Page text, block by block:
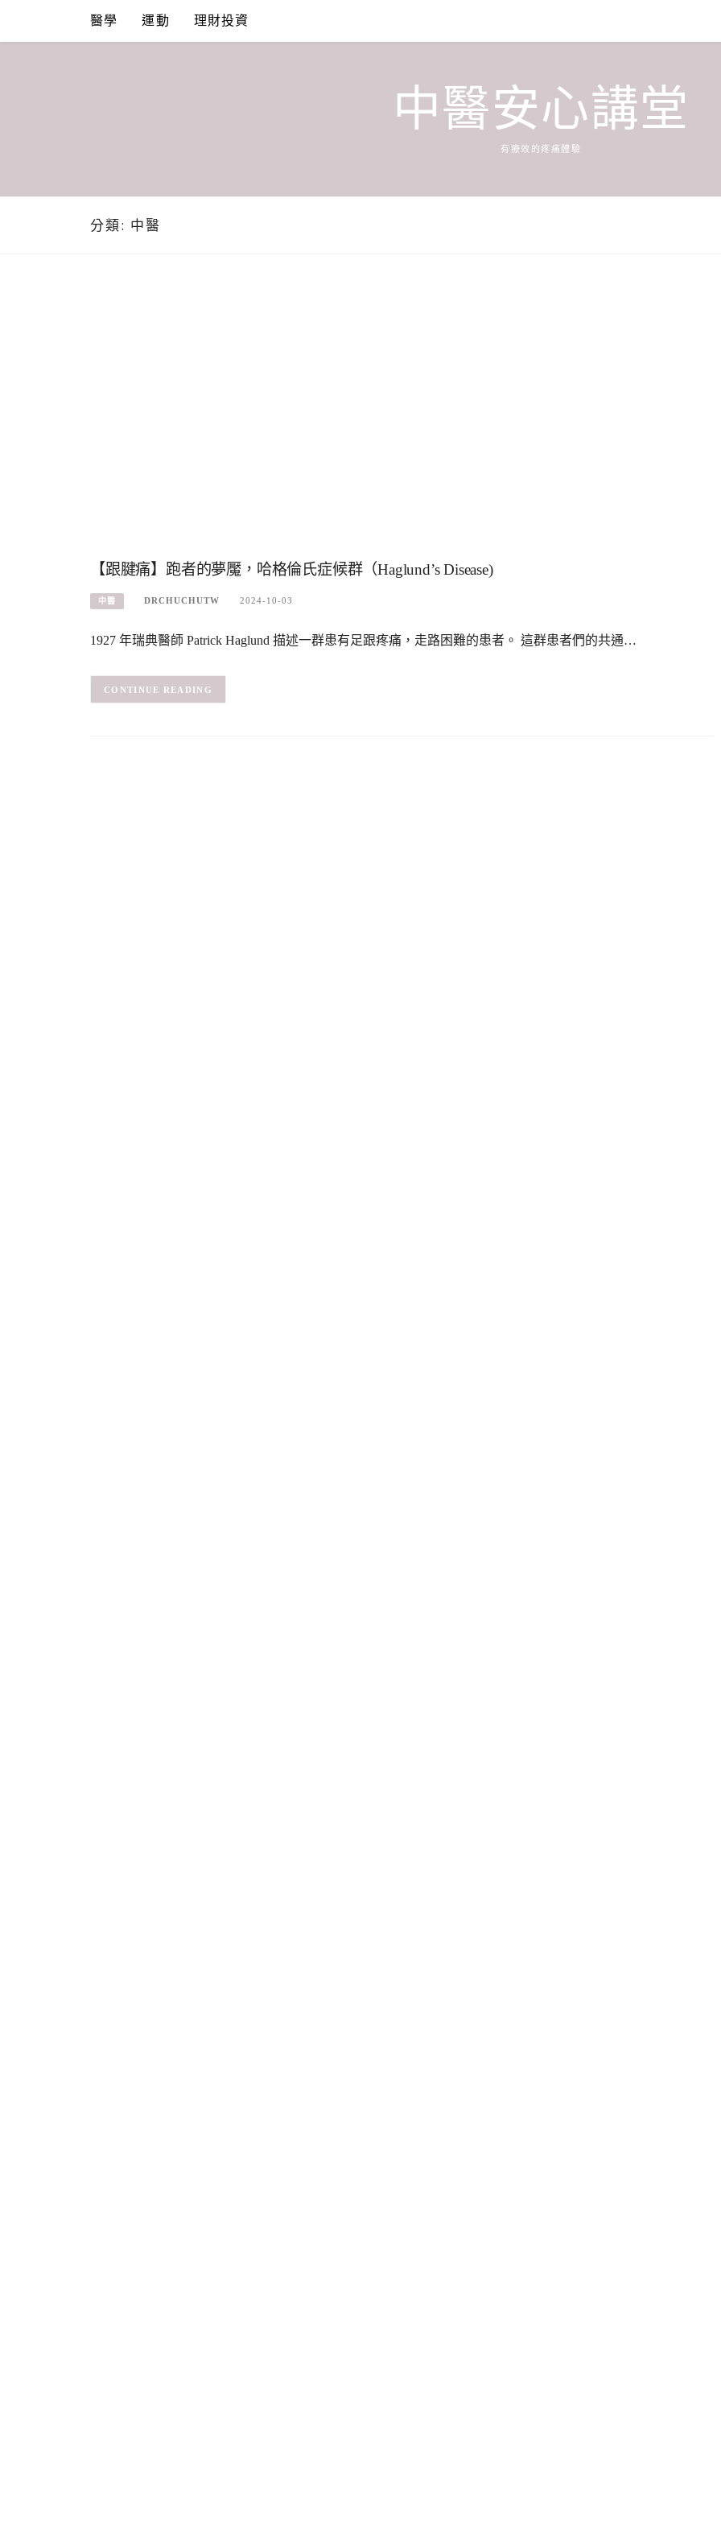
content
醫學 運動 理財投資
中醫安心講堂
有療效的疼痛體驗
分類: 中醫
【跟腱痛】跑者的夢魘，哈格倫氏症候群（Haglund’s Disease)
中醫 DRCHUCHUTW 2024-10-03
1927 年瑞典醫師 Patrick Haglund 描述一群患有足跟疼痛，走路困難的患者。 這群患者們的共通…
CONTINUE READING